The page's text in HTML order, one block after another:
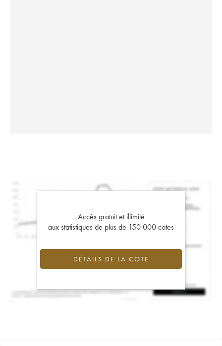
Accès gratuit et illimité
aux statistiques de plus de 150 000 cotes
DÉTAILS DE LA COTE